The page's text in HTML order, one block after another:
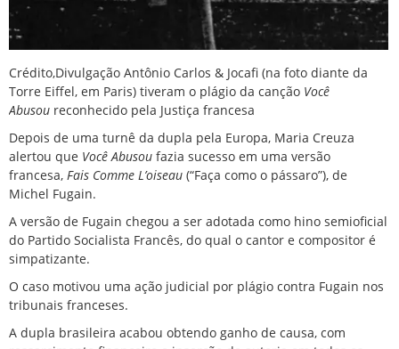
Crédito,Divulgação Antônio Carlos & Jocafi (na foto diante da
Torre Eiffel, em Paris) tiveram o plágio da canção Você
Abusou reconhecido pela Justiça francesa
Depois de uma turnê da dupla pela Europa, Maria Creuza
alertou que Você Abusou fazia sucesso em uma versão
francesa, Fais Comme L’oiseau (“Faça como o pássaro”), de
Michel Fugain.
A versão de Fugain chegou a ser adotada como hino semioficial
do Partido Socialista Francês, do qual o cantor e compositor é
simpatizante.
O caso motivou uma ação judicial por plágio contra Fugain nos
tribunais franceses.
A dupla brasileira acabou obtendo ganho de causa, com